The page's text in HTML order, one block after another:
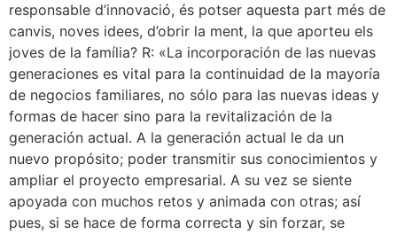
responsable d’innovació, és potser aquesta part més de
canvis, noves idees, d’obrir la ment, la que aporteu els
joves de la família? R: «La incorporación de las nuevas
generaciones es vital para la continuidad de la mayoría
de negocios familiares, no sólo para las nuevas ideas y
formas de hacer sino para la revitalización de la
generación actual. A la generación actual le da un
nuevo propósito; poder transmitir sus conocimientos y
ampliar el proyecto empresarial. A su vez se siente
apoyada con muchos retos y animada con otras; así
pues, si se hace de forma correcta y sin forzar, se